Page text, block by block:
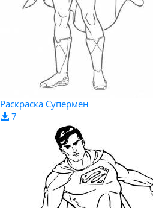
Раскраска Супермен
7